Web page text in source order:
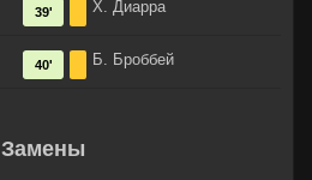
Х. Диарра
39'
Б. Броббей
40'
Замены